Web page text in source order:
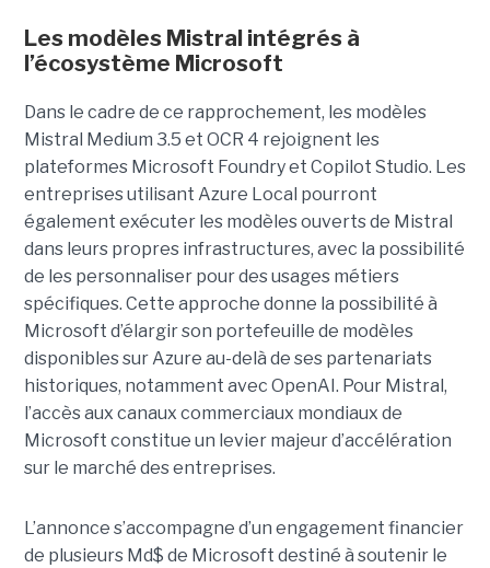
Les modèles Mistral intégrés à
l’écosystème Microsoft
Dans le cadre de ce rapprochement, les modèles
Mistral Medium 3.5 et OCR 4 rejoignent les
plateformes Microsoft Foundry et Copilot Studio. Les
entreprises utilisant Azure Local pourront
également exécuter les modèles ouverts de Mistral
dans leurs propres infrastructures, avec la possibilité
de les personnaliser pour des usages métiers
spécifiques. Cette approche donne la possibilité à
Microsoft d’élargir son portefeuille de modèles
disponibles sur Azure au-delà de ses partenariats
historiques, notamment avec OpenAI. Pour Mistral,
l’accès aux canaux commerciaux mondiaux de
Microsoft constitue un levier majeur d’accélération
sur le marché des entreprises.
L’annonce s’accompagne d’un engagement financier
de plusieurs Md$ de Microsoft destiné à soutenir le